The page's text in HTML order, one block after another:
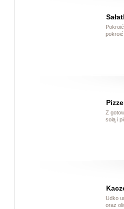
Z
solą i
Udko
oraz